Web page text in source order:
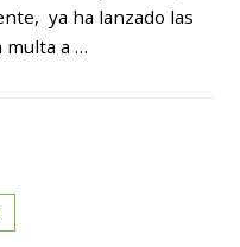
ya ha lanzado las
multa a …